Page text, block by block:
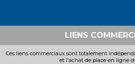
LIENS
Ces liens commerciaux sont totalement
et l'achat de place en ligne